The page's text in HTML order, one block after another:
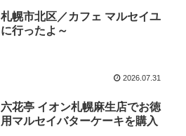
札幌市北区／カフェ マルセイユ
に行ったよ～
2026.07.31
六花亭 イオン札幌麻生店でお徳
用マルセイバターケーキを購入